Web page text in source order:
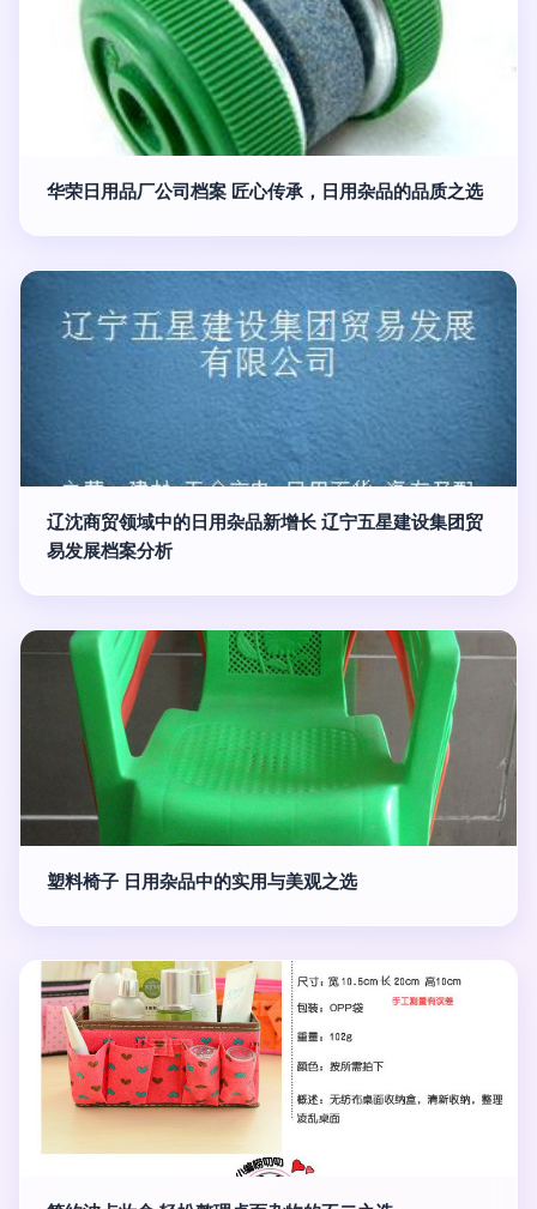
华荣日用品厂公司档案 匠心传承，日用杂品的品质之选
辽沈商贸领域中的日用杂品新增长 辽宁五星建设集团贸
易发展档案分析
塑料椅子 日用杂品中的实用与美观之选